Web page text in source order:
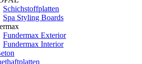
Schichstoffplatten
Spa Styling Boards
Fundermax Exterior
Fundermax Interior